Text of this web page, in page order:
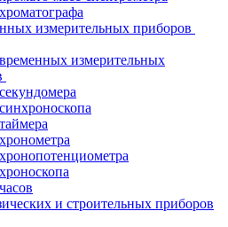
измерительных приборов
измерительных
и строительных приборов